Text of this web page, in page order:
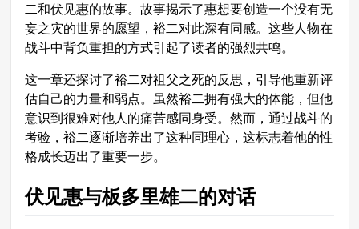
二和伏见惠的故事。故事揭示了惠想要创造一个没有无
妄之灾的世界的愿望，裕二对此深有同感。这些人物在
战斗中背负重担的方式引起了读者的强烈共鸣。
这一章还探讨了裕二对祖父之死的反思，引导他重新评
估自己的力量和弱点。虽然裕二拥有强大的体能，但他
意识到很难对他人的痛苦感同身受。然而，通过战斗的
考验，裕二逐渐培养出了这种同理心，这标志着他的性
格成长迈出了重要一步。
伏见惠与板多里雄二的对话